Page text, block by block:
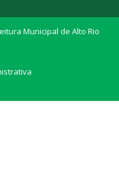
Municipal de Alto Rio